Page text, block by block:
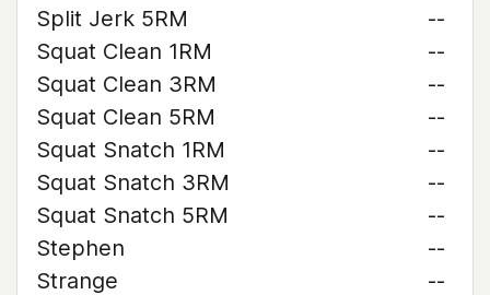
Split Jerk 5RM
--
Squat Clean 1RM
--
Squat Clean 3RM
--
Squat Clean 5RM
--
Squat Snatch 1RM
--
Squat Snatch 3RM
--
Squat Snatch 5RM
--
Stephen
--
Strange
--